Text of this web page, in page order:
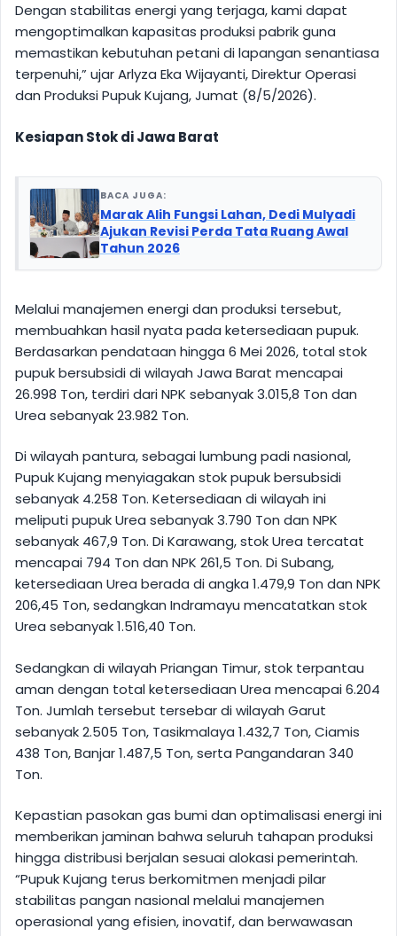
Dengan stabilitas energi yang terjaga, kami dapat
mengoptimalkan kapasitas produksi pabrik guna
memastikan kebutuhan petani di lapangan senantiasa
terpenuhi,” ujar Arlyza Eka Wijayanti, Direktur Operasi
dan Produksi Pupuk Kujang, Jumat (8/5/2026).
Kesiapan Stok di Jawa Barat
BACA JUGA:
Marak Alih Fungsi Lahan, Dedi Mulyadi
Ajukan Revisi Perda Tata Ruang Awal
Tahun 2026
Melalui manajemen energi dan produksi tersebut,
membuahkan hasil nyata pada ketersediaan pupuk.
Berdasarkan pendataan hingga 6 Mei 2026, total stok
pupuk bersubsidi di wilayah Jawa Barat mencapai
26.998 Ton, terdiri dari NPK sebanyak 3.015,8 Ton dan
Urea sebanyak 23.982 Ton.
Di wilayah pantura, sebagai lumbung padi nasional,
Pupuk Kujang menyiagakan stok pupuk bersubsidi
sebanyak 4.258 Ton. Ketersediaan di wilayah ini
meliputi pupuk Urea sebanyak 3.790 Ton dan NPK
sebanyak 467,9 Ton. Di Karawang, stok Urea tercatat
mencapai 794 Ton dan NPK 261,5 Ton. Di Subang,
ketersediaan Urea berada di angka 1.479,9 Ton dan NPK
206,45 Ton, sedangkan Indramayu mencatatkan stok
Urea sebanyak 1.516,40 Ton.
Sedangkan di wilayah Priangan Timur, stok terpantau
aman dengan total ketersediaan Urea mencapai 6.204
Ton. Jumlah tersebut tersebar di wilayah Garut
sebanyak 2.505 Ton, Tasikmalaya 1.432,7 Ton, Ciamis
438 Ton, Banjar 1.487,5 Ton, serta Pangandaran 340
Ton.
Kepastian pasokan gas bumi dan optimalisasi energi ini
memberikan jaminan bahwa seluruh tahapan produksi
hingga distribusi berjalan sesuai alokasi pemerintah.
“Pupuk Kujang terus berkomitmen menjadi pilar
stabilitas pangan nasional melalui manajemen
operasional yang efisien, inovatif, dan berwawasan